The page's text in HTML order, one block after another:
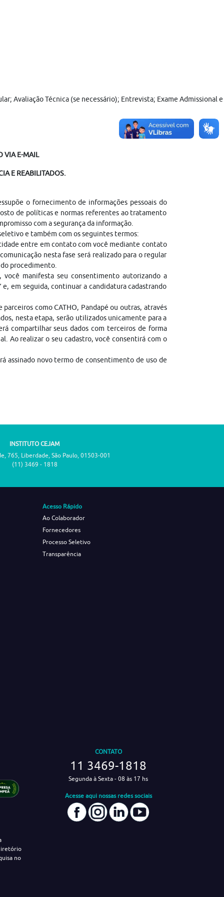
Avaliação Técnica (se necessário); Entrevista; Exame Admissional
VIA E-MAIL
E REABILITADOS.
o fornecimento de informações pessoais do
de políticas e normas referentes ao tratamento
com a segurança da informação.
e também com os seguintes termos:
entre em contato com você mediante contato
nesta fase será realizado para o regular
procedimento.
manifesta seu consentimento autorizando a
em seguida, continuar a candidatura cadastrando
como CATHO, Pandapé ou outras, através
nesta etapa, serão utilizados unicamente para a
compartilhar seus dados com terceiros de forma
Ao realizar o seu cadastro, você consentirá com o
assinado novo termo de consentimento de uso de
INSTITUTO CEJAM
765, Liberdade, São Paulo, 01503-001
(11) 3469 - 1818
Acesso Rápido
Ao Colaborador
Fornecedores
Processo Seletivo
Transparência
CONTATO
11 3469-1818
Segunda à Sexta - 08 às 17 hs
Acesse aqui nossas redes sociais
no